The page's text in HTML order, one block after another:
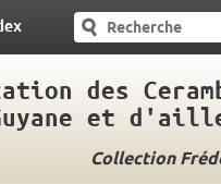
des
et
Collection